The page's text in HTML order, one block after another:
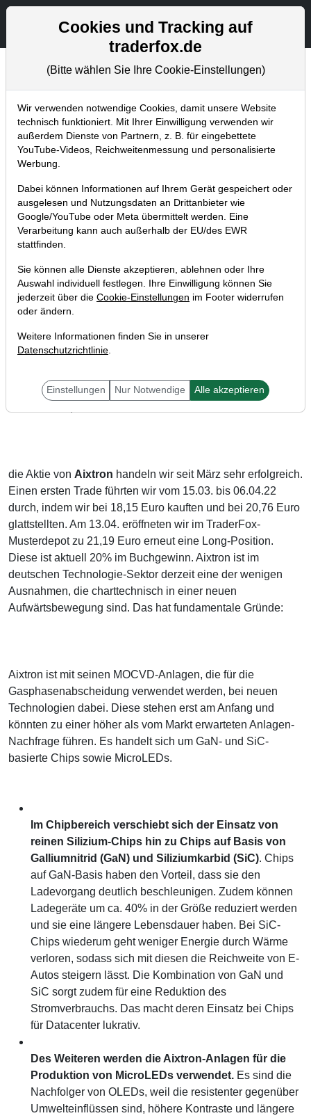
Aktien- und Artikelsuche
Tradingerfolge
Home Blog Tradingerfolge
Binnen zwei Wochen ist unser
Aixtron-Trade bei +20% - jetzt werden
die MicroLED- sowie GaN- und SiC-
Stories gespielt!
29.04.2022 um 20:18 Uhr
die Aktie von Aixtron handeln wir seit März sehr erfolgreich.
Einen ersten Trade führten wir vom 15.03. bis 06.04.22
durch, indem wir bei 18,15 Euro kauften und bei 20,76 Euro
glattstellten. Am 13.04. eröffneten wir im TraderFox-
Musterdepot zu 21,19 Euro erneut eine Long-Position.
Diese ist aktuell 20% im Buchgewinn. Aixtron ist im
deutschen Technologie-Sektor derzeit eine der wenigen
Ausnahmen, die charttechnisch in einer neuen
Aufwärtsbewegung sind. Das hat fundamentale Gründe:
Aixtron ist mit seinen MOCVD-Anlagen, die für die
Gasphasenabscheidung verwendet werden, bei neuen
Technologien dabei. Diese stehen erst am Anfang und
könnten zu einer höher als vom Markt erwarteten Anlagen-
Nachfrage führen. Es handelt sich um GaN- und SiC-
basierte Chips sowie MicroLEDs.
Im Chipbereich verschiebt sich der Einsatz von
reinen Silizium-Chips hin zu Chips auf Basis von
Galliumnitrid (GaN) und Siliziumkarbid (SiC). Chips
auf GaN-Basis haben den Vorteil, dass sie den
Ladevorgang deutlich beschleunigen. Zudem können
Ladegeräte um ca. 40% in der Größe reduziert werden
und sie eine längere Lebensdauer haben. Bei SiC-
Chips wiederum geht weniger Energie durch Wärme
verloren, sodass sich mit diesen die Reichweite von E-
Autos steigern lässt. Die Kombination von GaN und
SiC sorgt zudem für eine Reduktion des
Stromverbrauchs. Das macht deren Einsatz bei Chips
für Datacenter lukrativ.
Des Weiteren werden die Aixtron-Anlagen für die
Produktion von MicroLEDs verwendet. Es sind die
Nachfolger von OLEDs, weil die resistenter gegenüber
Umwelteinflüssen sind, höhere Kontraste und längere
Cookies und Tracking auf
traderfox.de
(Bitte wählen Sie Ihre Cookie-Einstellungen)
Wir verwenden notwendige Cookies, damit unsere Website
technisch funktioniert. Mit Ihrer Einwilligung verwenden wir
außerdem Dienste von Partnern, z. B. für eingebettete
YouTube-Videos, Reichweitenmessung und personalisierte
Werbung.
Dabei können Informationen auf Ihrem Gerät gespeichert oder
ausgelesen und Nutzungsdaten an Drittanbieter wie
Google/YouTube oder Meta übermittelt werden. Eine
Verarbeitung kann auch außerhalb der EU/des EWR
stattfinden.
Sie können alle Dienste akzeptieren, ablehnen oder Ihre
Auswahl individuell festlegen. Ihre Einwilligung können Sie
jederzeit über die Cookie-Einstellungen im Footer widerrufen
oder ändern.
Weitere Informationen finden Sie in unserer
Datenschutzrichtlinie.
Einstellungen Nur Notwendige Alle akzeptieren